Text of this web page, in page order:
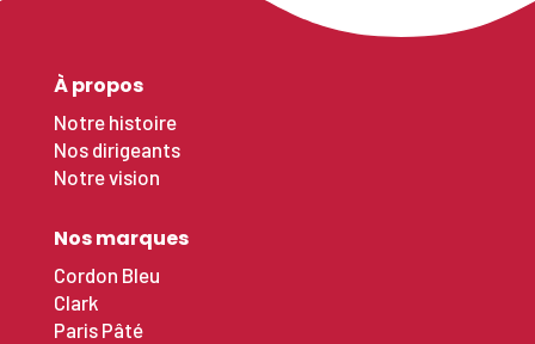
À propos
Notre histoire
Nos dirigeants
Notre vision
Nos marques
Cordon Bleu
Clark
Paris Pâté